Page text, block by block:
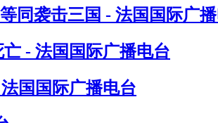
同袭击三国 - 法国国际广
- 法国国际广播电台
国国际广播电台